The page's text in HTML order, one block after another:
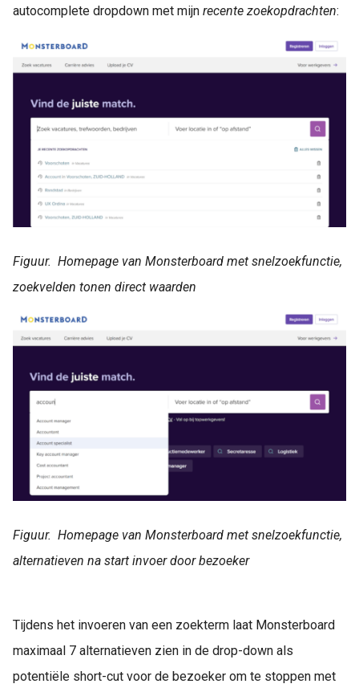
autocomplete dropdown met mijn recente zoekopdrachten:
Figuur. Homepage van Monsterboard met snelzoekfunctie,
zoekvelden tonen direct waarden
Figuur. Homepage van Monsterboard met snelzoekfunctie,
alternatieven na start invoer door bezoeker
Tijdens het invoeren van een zoekterm laat Monsterboard
maximaal 7 alternatieven zien in de drop-down als
potentiële short-cut voor de bezoeker om te stoppen met